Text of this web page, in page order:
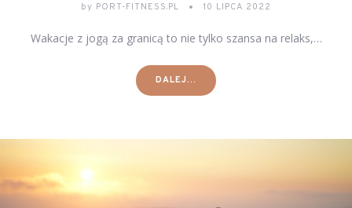
by PORT-FITNESS.PL 10 LIPCA 2022
Wakacje z jogą za granicą to nie tylko szansa na relaks,…
DALEJ...